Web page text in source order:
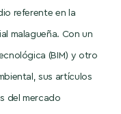
referente en la
malagueña. Con un
(BIM) y otro
sus artículos
del mercado